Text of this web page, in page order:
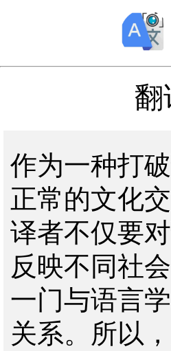
翻
作为一种打
正常的文化
译者不仅要
反映不同社
一门与语言
关系。所以